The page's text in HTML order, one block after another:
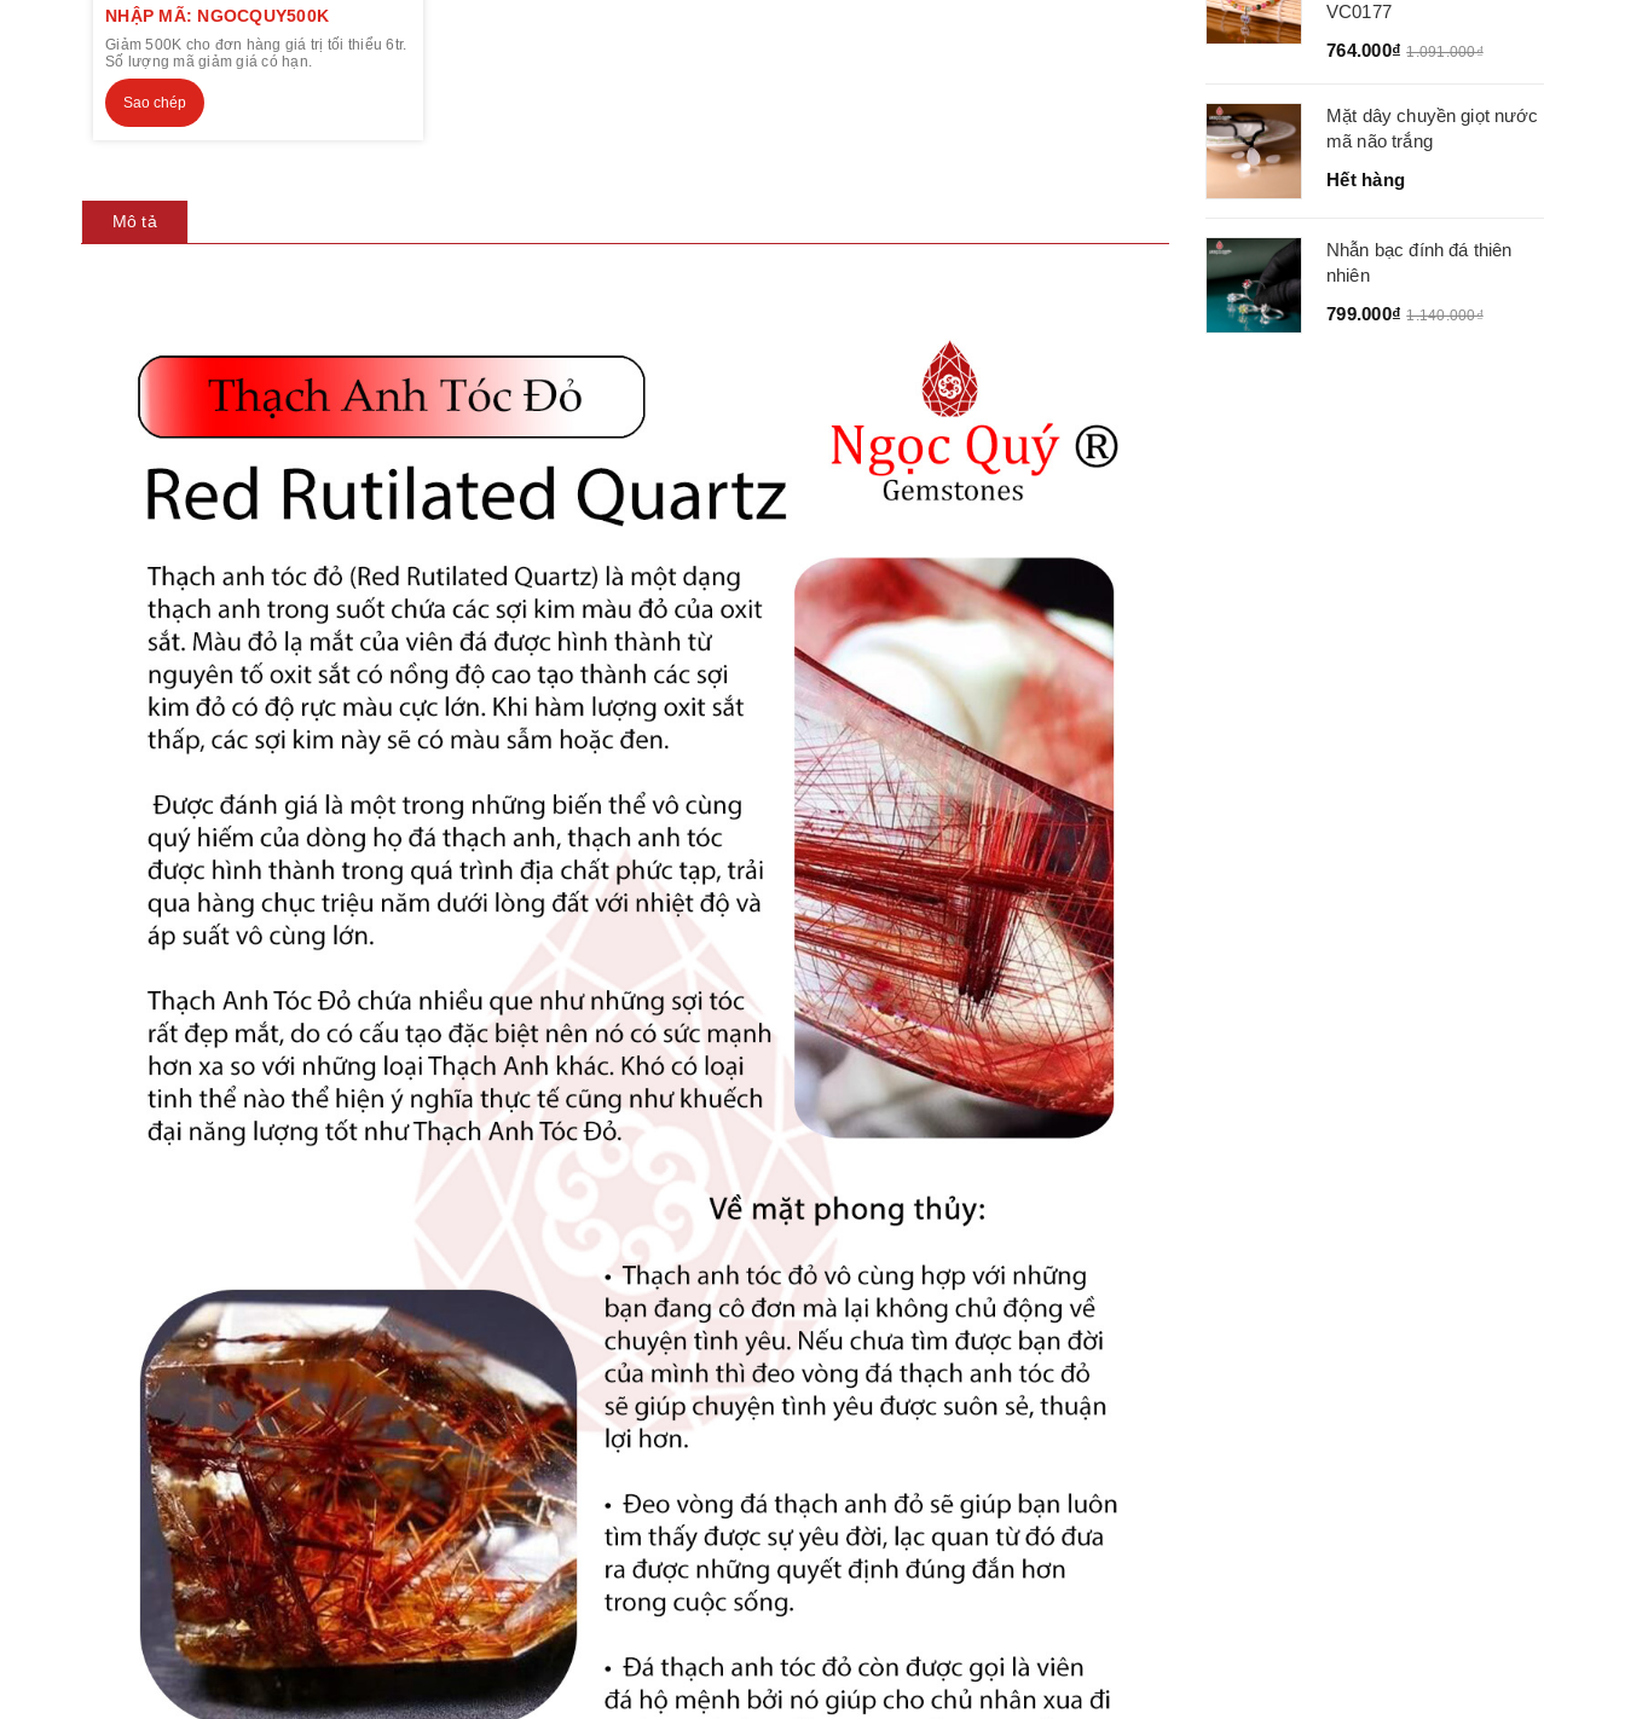
NHẬP MÃ: NGOCQUY500K
Giảm 500K cho đơn hàng giá trị tối thiểu 6tr.
Số lượng mã giảm giá có hạn.
Sao chép
Mô tả
VC0177
764.000₫ 1.091.000₫
Mặt dây chuyền giọt nước
mã não trắng
Hết hàng
Nhẫn bạc đính đá thiên
nhiên
799.000₫ 1.140.000₫